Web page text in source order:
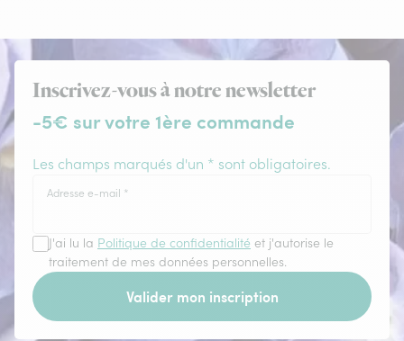
Inscrivez-vous à notre newsletter
-5€ sur votre 1ère commande
Les champs marqués d'un * sont obligatoires.
Adresse e-mail *
J'ai lu la Politique de confidentialité et j'autorise le
traitement de mes données personnelles.
Valider mon inscription